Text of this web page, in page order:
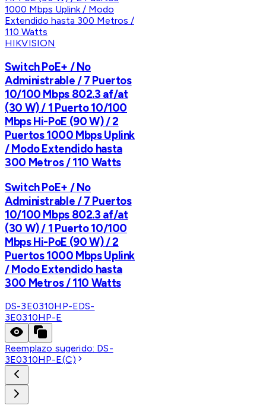
HIKVISION
Switch PoE+ / No
Administrable / 7 Puertos
10/100 Mbps 802.3 af/at
(30 W) / 1 Puerto 10/100
Mbps Hi-PoE (90 W) / 2
Puertos 1000 Mbps Uplink
/ Modo Extendido hasta
300 Metros / 110 Watts
Switch PoE+ / No
Administrable / 7 Puertos
10/100 Mbps 802.3 af/at
(30 W) / 1 Puerto 10/100
Mbps Hi-PoE (90 W) / 2
Puertos 1000 Mbps Uplink
/ Modo Extendido hasta
300 Metros / 110 Watts
DS-3E0310HP-EDS-
3E0310HP-E
Reemplazo sugerido: DS-
3E0310HP-E(C)